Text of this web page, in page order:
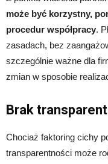
może być korzystny,
procedur współpracy.
zasadach, bez
szczególnie ważne dla
zmian w sposobie
Brak
Chociaż faktoring cichy
transparentności może